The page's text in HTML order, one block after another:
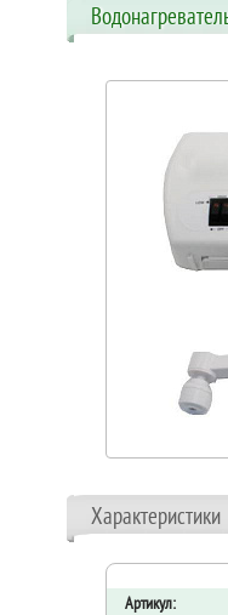
Характеристики
Артикул: